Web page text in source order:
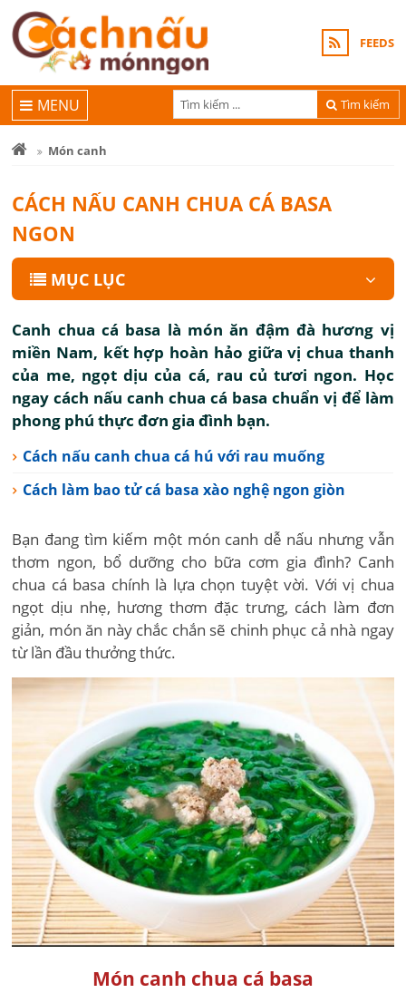
FEEDS
Tìm kiếm
MENU
Món canh
CÁCH NẤU CANH CHUA CÁ BASA
NGON
MỤC LỤC
Canh chua cá basa là món ăn đậm đà hương vị
miền Nam, kết hợp hoàn hảo giữa vị chua thanh
của me, ngọt dịu của cá, rau củ tươi ngon. Học
ngay cách nấu canh chua cá basa chuẩn vị để làm
phong phú thực đơn gia đình bạn.
Cách nấu canh chua cá hú với rau muống
Cách làm bao tử cá basa xào nghệ ngon giòn
Bạn đang tìm kiếm một món canh dễ nấu nhưng vẫn
thơm ngon, bổ dưỡng cho bữa cơm gia đình? Canh
chua cá basa chính là lựa chọn tuyệt vời. Với vị chua
ngọt dịu nhẹ, hương thơm đặc trưng, cách làm đơn
giản, món ăn này chắc chắn sẽ chinh phục cả nhà ngay
từ lần đầu thưởng thức.
Món canh chua cá basa